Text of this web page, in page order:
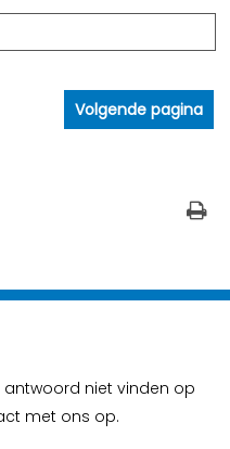
antwoord niet vinden op
met ons op.